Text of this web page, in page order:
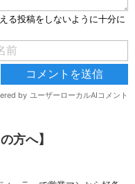
方へ】